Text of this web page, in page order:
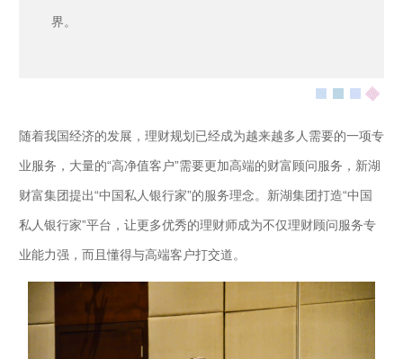
界。
随着我国经济的发展，理财规划已经成为越来越多人需要的一项专
业服务，大量的“高净值客户”需要更加高端的财富顾问服务，新湖
财富集团提出“中国私人银行家”的服务理念。新湖集团打造“中国
私人银行家”平台，让更多优秀的理财师成为不仅理财顾问服务专
业能力强，而且懂得与高端客户打交道。